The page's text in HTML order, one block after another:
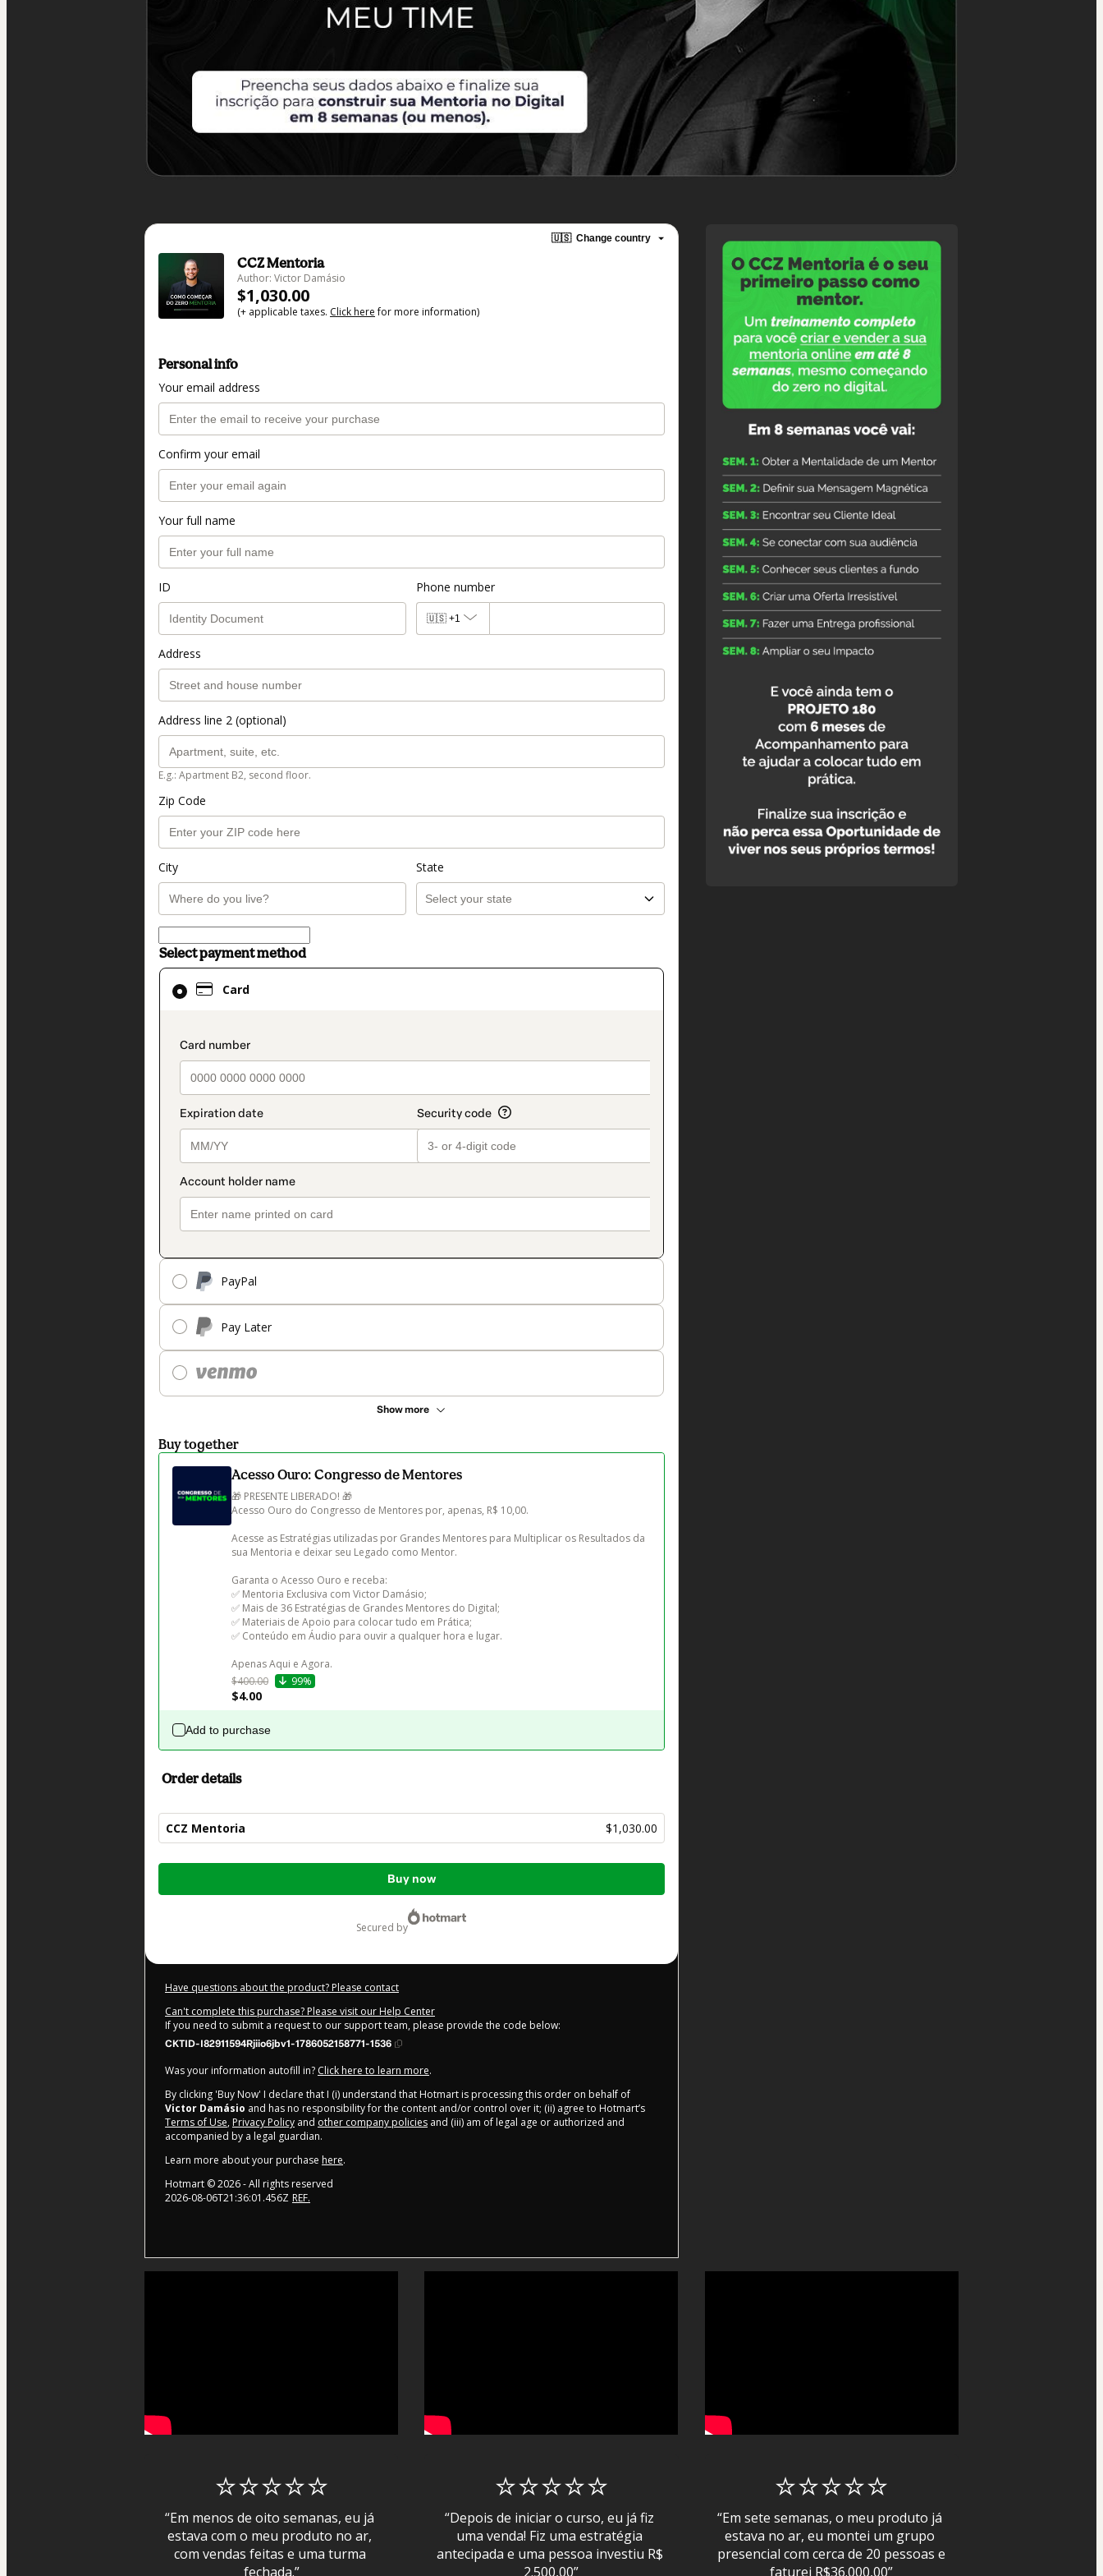
🇺🇸 Change country
CCZ Mentoria
Author: Victor Damásio
$1,030.00
(+ applicable taxes. Click herefor more information)
Personal info
Your email address
Confirm your email
Your full name
ID Phone number
🇺🇸 +1
Address
Address line 2 (optional)
E.g.: Apartment B2, second floor.
Zip Code
City State
Select payment method
Card
payment_data.section_title_v2
PayPal
Pay Later
Show more
Card
selected
method
Buy together
Acesso Ouro: Congresso de Mentores
🎁 PRESENTE LIBERADO! 🎁
Acesso Ouro do Congresso de Mentores por, apenas, R$ 10,00.
Acesse as Estratégias utilizadas por Grandes Mentores para Multiplicar os Resultados da
sua Mentoria e deixar seu Legado como Mentor.
Garanta o Acesso Ouro e receba:
✅ Mentoria Exclusiva com Victor Damásio;
✅ Mais de 36 Estratégias de Grandes Mentores do Digital;
✅ Materiais de Apoio para colocar tudo em Prática;
✅ Conteúdo em Áudio para ouvir a qualquer hora e lugar.
Apenas Aqui e Agora.
$400.00
99%
$4.00
Add to purchase
Order details
CCZ Mentoria $1,030.00
Total
Buy now
secured by
Have questions about the product? Please contact
Can't complete this purchase? Please visit our Help Center
If you need to submit a request to our support team, please provide the code below:
CKTID-I82911594Rjiio6jbv1-1786052158771-1536
Was your information autofill in? Click here to learn more.
By clicking 'Buy Now' I declare that I (i) understand that Hotmart is processing this order on behalf of
Victor Damásio and has no responsibility for the content and/or control over it; (ii) agree to Hotmart’s
Terms of Use, Privacy Policy and other company policies and (iii) am of legal age or authorized and
accompanied by a legal guardian.
Learn more about your purchase here.
Hotmart ©2026- All rights reserved
2026-08-06T21:36:01.456Z REF.
⭐⭐⭐⭐⭐
“Em menos de oito semanas, eu já
estava com o meu produto no ar,
com vendas feitas e uma turma
fechada.”
⭐⭐⭐⭐⭐
“Depois de iniciar o curso, eu já fiz
uma venda! Fiz uma estratégia
antecipada e uma pessoa investiu R$
2.500,00”
⭐⭐⭐⭐⭐
“Em sete semanas, o meu produto já
estava no ar, eu montei um grupo
presencial com cerca de 20 pessoas e
faturei R$36.000,00”